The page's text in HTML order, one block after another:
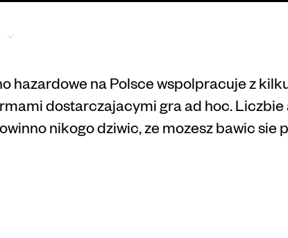
hazardowe na Polsce wspolpracuje z
dostarczajacymi gra ad hoc.
nikogo dziwic, ze mozesz bawic